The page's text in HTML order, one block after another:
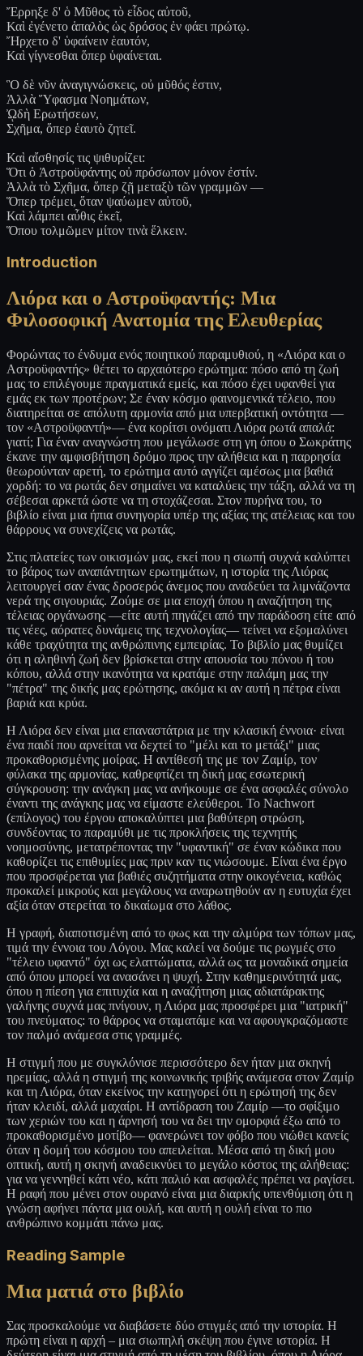
Ἔρρηξε δ' ὁ Μῦθος τὸ εἶδος αὐτοῦ,
Καὶ ἐγένετο ἁπαλὸς ὡς δρόσος ἐν φάει πρώτῳ.
Ἤρχετο δ' ὑφαίνειν ἑαυτόν,
Καὶ γίγνεσθαι ὅπερ ὑφαίνεται.
Ὃ δὲ νῦν ἀναγιγνώσκεις, οὐ μῦθός ἐστιν,
Ἀλλὰ Ὕφασμα Νοημάτων,
ᾨδὴ Ερωτήσεων,
Σχῆμα, ὅπερ ἑαυτὸ ζητεῖ.
Καὶ αἴσθησίς τις ψιθυρίζει:
Ὅτι ὁ Ἀστροϋφάντης οὐ πρόσωπον μόνον ἐστίν.
Ἀλλὰ τὸ Σχῆμα, ὅπερ ζῇ μεταξὺ τῶν γραμμῶν —
Ὅπερ τρέμει, ὅταν ψαύωμεν αὐτοῦ,
Καὶ λάμπει αὖθις ἐκεῖ,
Ὅπου τολμῶμεν μίτον τινὰ ἕλκειν.
Introduction
Λιόρα και ο Αστροϋφαντής: Μια
Φιλοσοφική Ανατομία της Ελευθερίας
Φορώντας το ένδυμα ενός ποιητικού παραμυθιού, η «Λιόρα και ο
Αστροϋφαντής» θέτει το αρχαιότερο ερώτημα: πόσο από τη ζωή
μας το επιλέγουμε πραγματικά εμείς, και πόσο έχει υφανθεί για
εμάς εκ των προτέρων; Σε έναν κόσμο φαινομενικά τέλειο, που
διατηρείται σε απόλυτη αρμονία από μια υπερβατική οντότητα —
τον «Αστροϋφαντή»— ένα κορίτσι ονόματι Λιόρα ρωτά απαλά:
γιατί; Για έναν αναγνώστη που μεγάλωσε στη γη όπου ο Σωκράτης
έκανε την αμφισβήτηση δρόμο προς την αλήθεια και η παρρησία
θεωρούνταν αρετή, το ερώτημα αυτό αγγίζει αμέσως μια βαθιά
χορδή: το να ρωτάς δεν σημαίνει να καταλύεις την τάξη, αλλά να τη
σέβεσαι αρκετά ώστε να τη στοχάζεσαι. Στον πυρήνα του, το
βιβλίο είναι μια ήπια συνηγορία υπέρ της αξίας της ατέλειας και του
θάρρους να συνεχίζεις να ρωτάς.
Στις πλατείες των οικισμών μας, εκεί που η σιωπή συχνά καλύπτει
το βάρος των αναπάντητων ερωτημάτων, η ιστορία της Λιόρας
λειτουργεί σαν ένας δροσερός άνεμος που αναδεύει τα λιμνάζοντα
νερά της σιγουριάς. Ζούμε σε μια εποχή όπου η αναζήτηση της
τέλειας οργάνωσης —είτε αυτή πηγάζει από την παράδοση είτε από
τις νέες, αόρατες δυνάμεις της τεχνολογίας— τείνει να εξομαλύνει
κάθε τραχύτητα της ανθρώπινης εμπειρίας. Το βιβλίο μας θυμίζει
ότι η αληθινή ζωή δεν βρίσκεται στην απουσία του πόνου ή του
κόπου, αλλά στην ικανότητα να κρατάμε στην παλάμη μας την
"πέτρα" της δικής μας ερώτησης, ακόμα κι αν αυτή η πέτρα είναι
βαριά και κρύα.
Η Λιόρα δεν είναι μια επαναστάτρια με την κλασική έννοια· είναι
ένα παιδί που αρνείται να δεχτεί το "μέλι και το μετάξι" μιας
προκαθορισμένης μοίρας. Η αντίθεσή της με τον Ζαμίρ, τον
φύλακα της αρμονίας, καθρεφτίζει τη δική μας εσωτερική
σύγκρουση: την ανάγκη μας να ανήκουμε σε ένα ασφαλές σύνολο
έναντι της ανάγκης μας να είμαστε ελεύθεροι. Το Nachwort
(επίλογος) του έργου αποκαλύπτει μια βαθύτερη στρώση,
συνδέοντας το παραμύθι με τις προκλήσεις της τεχνητής
νοημοσύνης, μετατρέποντας την "υφαντική" σε έναν κώδικα που
καθορίζει τις επιθυμίες μας πριν καν τις νιώσουμε. Είναι ένα έργο
που προσφέρεται για βαθιές συζητήματα στην οικογένεια, καθώς
προκαλεί μικρούς και μεγάλους να αναρωτηθούν αν η ευτυχία έχει
αξία όταν στερείται το δικαίωμα στο λάθος.
Η γραφή, διαποτισμένη από το φως και την αλμύρα των τόπων μας,
τιμά την έννοια του Λόγου. Μας καλεί να δούμε τις ρωγμές στο
"τέλειο υφαντό" όχι ως ελαττώματα, αλλά ως τα μοναδικά σημεία
από όπου μπορεί να ανασάνει η ψυχή. Στην καθημερινότητά μας,
όπου η πίεση για επιτυχία και η αναζήτηση μιας αδιατάρακτης
γαλήνης συχνά μας πνίγουν, η Λιόρα μας προσφέρει μια "ιατρική"
του πνεύματος: το θάρρος να σταματάμε και να αφουγκραζόμαστε
τον παλμό ανάμεσα στις γραμμές.
Η στιγμή που με συγκλόνισε περισσότερο δεν ήταν μια σκηνή
ηρεμίας, αλλά η στιγμή της κοινωνικής τριβής ανάμεσα στον Ζαμίρ
και τη Λιόρα, όταν εκείνος την κατηγορεί ότι η ερώτησή της δεν
ήταν κλειδί, αλλά μαχαίρι. Η αντίδραση του Ζαμίρ —το σφίξιμο
των χεριών του και η άρνησή του να δει την ομορφιά έξω από το
προκαθορισμένο μοτίβο— φανερώνει τον φόβο που νιώθει κανείς
όταν η δομή του κόσμου του απειλείται. Μέσα από τη δική μου
οπτική, αυτή η σκηνή αναδεικνύει το μεγάλο κόστος της αλήθειας:
για να γεννηθεί κάτι νέο, κάτι παλιό και ασφαλές πρέπει να ραγίσει.
Η ραφή που μένει στον ουρανό είναι μια διαρκής υπενθύμιση ότι η
γνώση αφήνει πάντα μια ουλή, και αυτή η ουλή είναι το πιο
ανθρώπινο κομμάτι πάνω μας.
Reading Sample
Μια ματιά στο βιβλίο
Σας προσκαλούμε να διαβάσετε δύο στιγμές από την ιστορία. Η
πρώτη είναι η αρχή – μια σιωπηλή σκέψη που έγινε ιστορία. Η